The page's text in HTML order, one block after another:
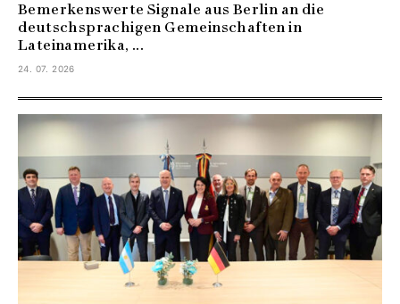
Bemerkenswerte Signale aus Berlin an die
deutschsprachigen Gemeinschaften in
Lateinamerika, ...
24. 07. 2026